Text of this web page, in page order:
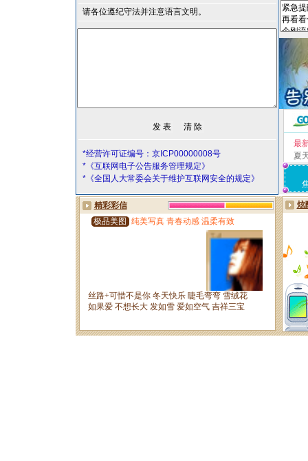
请各位遵纪守法并注意语言文明。
*经营许可证编号：京ICP00000008号
*《互联网电子公告服务管理规定》
*《全国人大常委会关于维护互联网安全的规定》
最
夏